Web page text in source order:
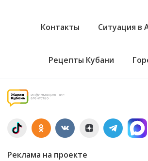
Контакты Ситуация в
Рецепты Кубани
Реклама на проекте